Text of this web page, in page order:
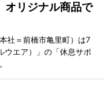
リジナル商品で
社＝前橋市亀里町）は7
ウエア）」の「休息サポ